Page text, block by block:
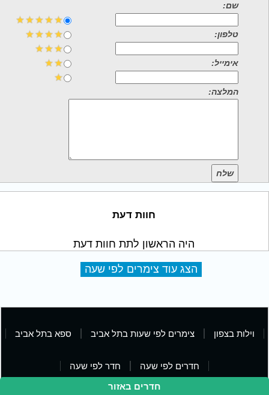
חדרים באזור
שם:
טלפון:
אימייל:
המלצה:
שלח
חוות דעת
היה הראשון לתת חוות דעת
הצג עוד צימרים לפי שעה
וילות בצפון צימרים לפי שעות בתל אביב ספא בתל אביב
חדרים לפי שעה חדר לפי שעה